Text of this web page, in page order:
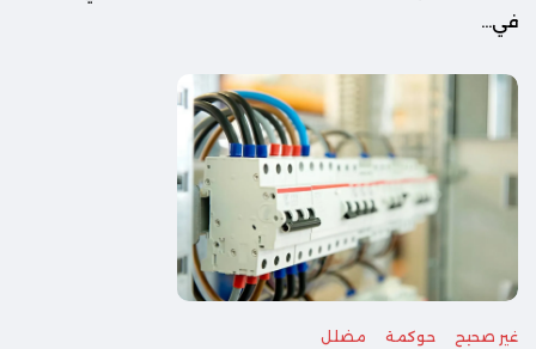
في...
غير صحيح حوكمة مضلل